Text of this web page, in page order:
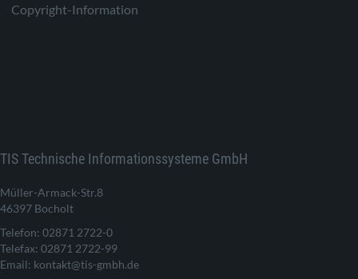
Copyright-Information
TIS Technische Informationssysteme GmbH
Müller-Armack-Str.8
46397 Bocholt
Telefon: 02871 2722-0
Telefax: 02871 2722-99
Email: kontakt@tis-gmbh.de